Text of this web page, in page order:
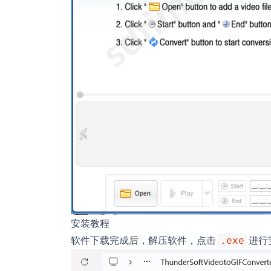
安装教程
软件下载完成后，解压软件，点击 .exe 进行